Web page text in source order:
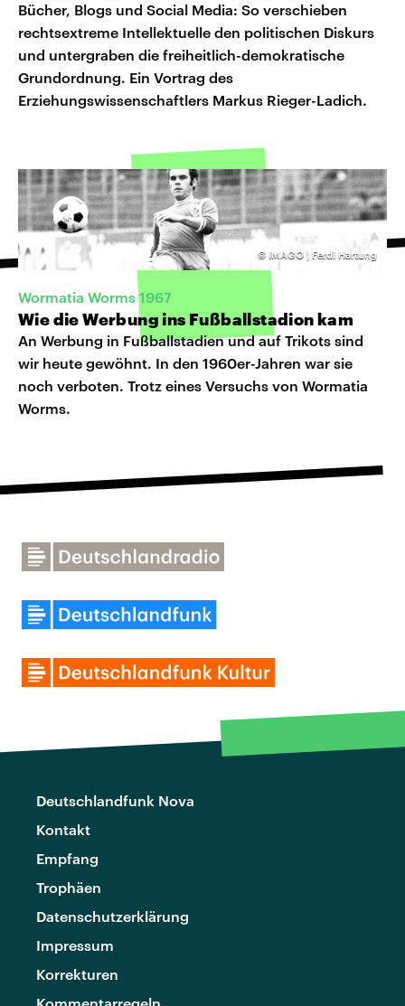
Bücher, Blogs und Social Media: So verschieben
rechtsextreme Intellektuelle den politischen Diskurs
und untergraben die freiheitlich-demokratische
Grundordnung. Ein Vortrag des
Erziehungswissenschaftlers Markus Rieger-Ladich.
© IMAGO | Ferdi Hartung
Wormatia Worms 1967
Wie die Werbung ins Fußballstadion kam
An Werbung in Fußballstadien und auf Trikots sind
wir heute gewöhnt. In den 1960er-Jahren war sie
noch verboten. Trotz eines Versuchs von Wormatia
Worms.
Deutschlandfunk Nova
Kontakt
Empfang
Trophäen
Datenschutzerklärung
Impressum
Korrekturen